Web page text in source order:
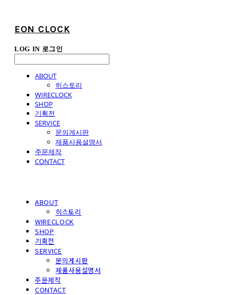
EON CLOCK
LOG IN 로그인
ABOUT
히스토리
WIRECLOCK
SHOP
기획전
SERVICE
문의게시판
제품사용설명서
주문제작
CONTACT
ABOUT
히스토리
WIRECLOCK
SHOP
기획전
SERVICE
문의게시판
제품사용설명서
주문제작
CONTACT